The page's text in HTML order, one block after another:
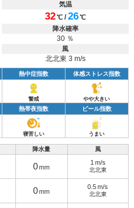
気温
32℃ /26℃
降水確率
30 ％
風
北北東 3 m/s
熱中症指数 体感ストレス指数
警戒 やや大きい
熱帯夜指数 ビール指数
寝苦しい うまい
降水量 風
0 mm
1 m/s
北北東
0 mm
0.5 m/s
北北東